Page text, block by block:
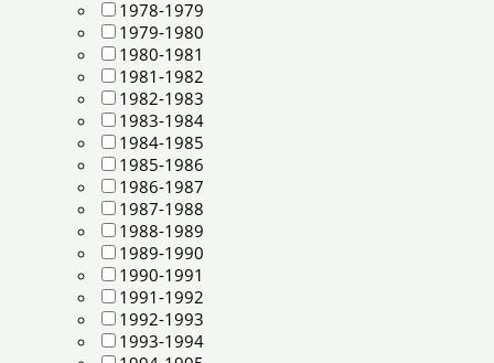
1978-1979
1979-1980
1980-1981
1981-1982
1982-1983
1983-1984
1984-1985
1985-1986
1986-1987
1987-1988
1988-1989
1989-1990
1990-1991
1991-1992
1992-1993
1993-1994